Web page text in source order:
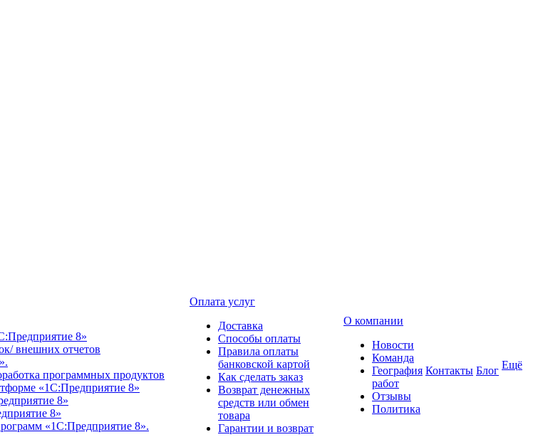
8»
внешних отчетов
программных продуктов
«1С:Предприятие 8»
8»
8»
«1С:Предприятие 8».
Оплата услуг
Доставка
Способы оплаты
Правила оплаты
банковской картой
Как сделать заказ
Возврат денежных
средств или обмен
товара
Гарантии и возврат
О компании
Новости
Команда
География
работ
Отзывы
Политика
Контакты Блог Ещё